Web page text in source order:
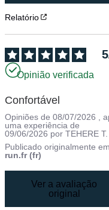
Relatório
5
Opinião verificada
Confortável
Opiniões de08/07/2026
,
uma experiência de
09/06/2026 porTEHERE T.
Publicado originalmente
run.fr (fr)
Ver a avaliação
original